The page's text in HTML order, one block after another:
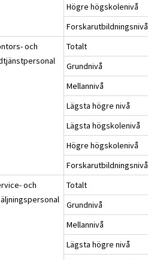
Högre högskolenivå
Forskarutbildningsnivå
och
Totalt
Grundnivå
Mellannivå
Lägsta högre nivå
Lägsta högskolenivå
Högre högskolenivå
Forskarutbildningsnivå
och
Totalt
Grundnivå
Mellannivå
Lägsta högre nivå